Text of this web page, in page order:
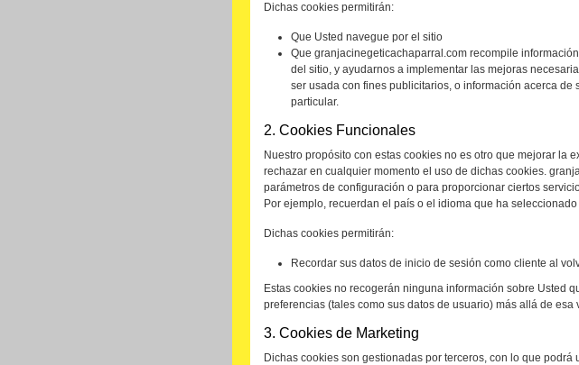
Dichas cookies permitirán:
Que Usted navegue por el sitio
Que granjacinegeticachaparral.com recompile
del sitio, y ayudarnos a implementar las mejoras
ser usada con fines publicitarios, o información acerca
particular.
2. Cookies Funcionales
Nuestro propósito con estas cookies no es otro que mejorar la
rechazar en cualquier momento el uso de dichas cookies.
parámetros de configuración o para proporcionar ciertos
Por ejemplo, recuerdan el país o el idioma que ha
Dichas cookies permitirán:
Recordar sus datos de inicio de sesión como cliente al
Estas cookies no recogerán ninguna información sobre Usted
preferencias (tales como sus datos de usuario) más allá de esa
3. Cookies de Marketing
Dichas cookies son gestionadas por terceros, con lo que